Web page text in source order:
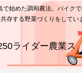
始めた調和農法。バイク
存する野菜づくりをしてい
ライダー農業ス